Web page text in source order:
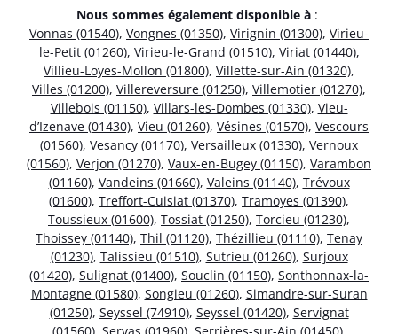
Nous sommes également disponible à :
Vonnas (01540), Vongnes (01350), Virignin (01300), Virieu-
le-Petit (01260), Virieu-le-Grand (01510), Viriat (01440),
Villieu-Loyes-Mollon (01800), Villette-sur-Ain (01320),
Villes (01200), Villereversure (01250), Villemotier (01270),
Villebois (01150), Villars-les-Dombes (01330), Vieu-
d’Izenave (01430), Vieu (01260), Vésines (01570), Vescours
(01560), Vesancy (01170), Versailleux (01330), Vernoux
(01560), Verjon (01270), Vaux-en-Bugey (01150), Varambon
(01160), Vandeins (01660), Valeins (01140), Trévoux
(01600), Treffort-Cuisiat (01370), Tramoyes (01390),
Toussieux (01600), Tossiat (01250), Torcieu (01230),
Thoissey (01140), Thil (01120), Thézillieu (01110), Tenay
(01230), Talissieu (01510), Sutrieu (01260), Surjoux
(01420), Sulignat (01400), Souclin (01150), Sonthonnax-la-
Montagne (01580), Songieu (01260), Simandre-sur-Suran
(01250), Seyssel (74910), Seyssel (01420), Servignat